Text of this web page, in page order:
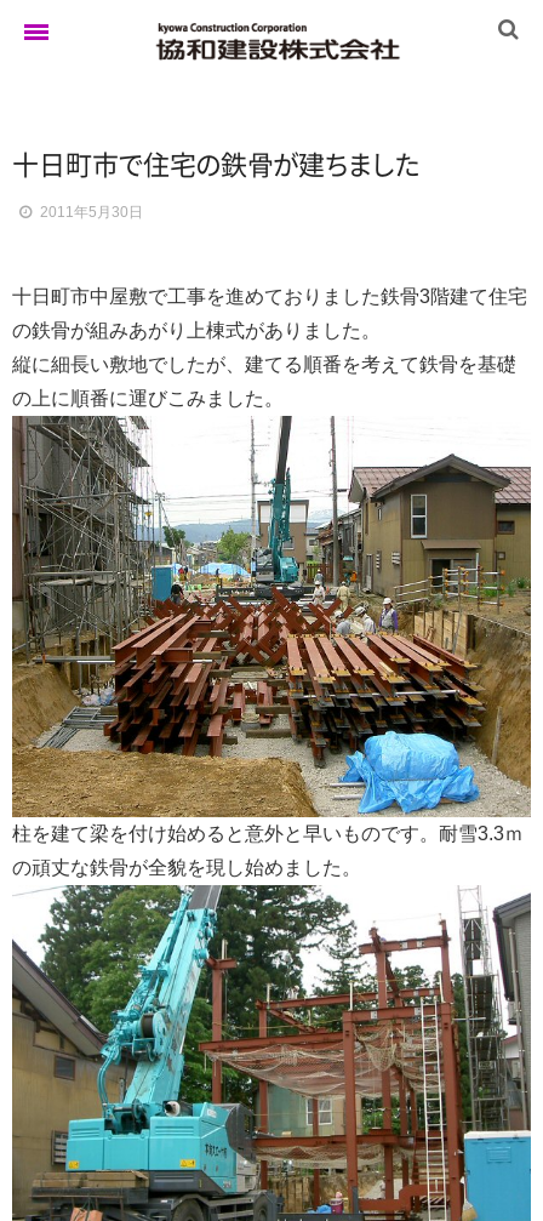
実例集
ブログ
イベント
会社案内
十日町市で住宅の鉄骨が建ちま した
2011年5月30日
十日町市中屋敷で工事を進めておりました鉄骨3階建て住宅
の鉄骨が組みあがり上棟式がありました。
縦に細長い敷地でしたが、建てる順番を考えて鉄骨を基礎
の上に順番に運びこみました。
柱を建て梁を付け始めると意外と早いものです。耐雪3.3ｍ
の頑丈な鉄骨が全貌を現し始めました。